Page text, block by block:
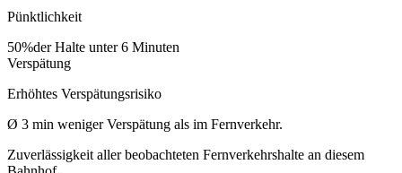
Pünktlichkeit
50%der Halte unter 6 Minuten
Verspätung
Erhöhtes Verspätungsrisiko
Ø 3 min weniger Verspätung als im Fernverkehr.
Zuverlässigkeit aller beobachteten Fernverkehrshalte an diesem